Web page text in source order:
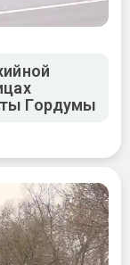
Гордумы